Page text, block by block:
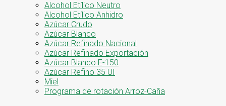
Alcohol Etílico Neutro
Alcohol Etílico Anhidro
Azúcar Crudo
Azúcar Blanco
Azúcar Refinado Nacional
Azúcar Refinado Exportación
Azúcar Blanco E-150
Azúcar Refino 35 UI
Miel
Programa de rotación Arroz-Caña